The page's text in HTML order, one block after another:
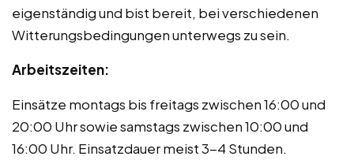
eigenständig und bist bereit, bei verschiedenen
Witterungsbedingungen unterwegs zu sein.
Arbeitszeiten:
Einsätze montags bis freitags zwischen 16:00 und
20:00 Uhr sowie samstags zwischen 10:00 und
16:00 Uhr. Einsatzdauer meist 3-4 Stunden.